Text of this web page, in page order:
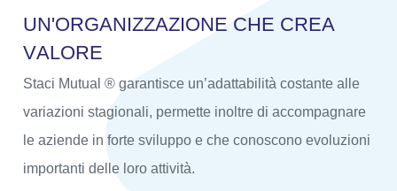
UN'ORGANIZZAZIONE CHE CREA
VALORE
Staci Mutual ® garantisce un’adattabilità costante alle
variazioni stagionali, permette inoltre di accompagnare
le aziende in forte sviluppo e che conoscono evoluzioni
importanti delle loro attività.